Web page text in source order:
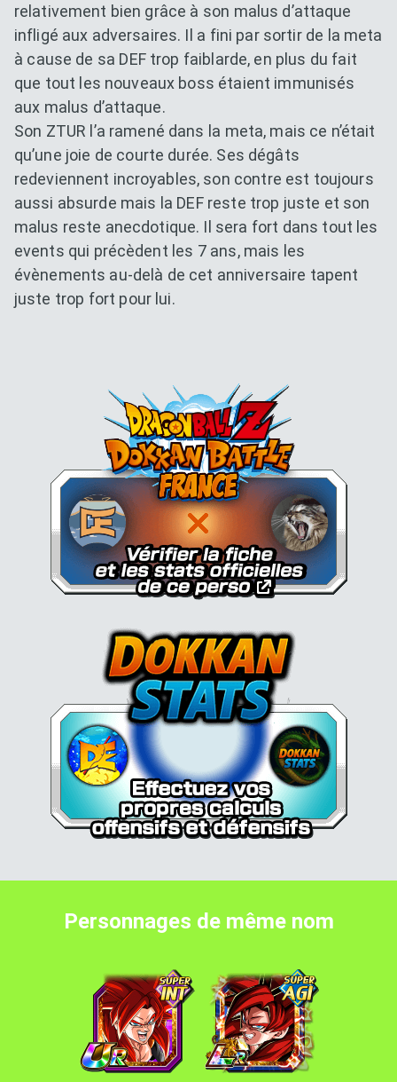
relativement bien grâce à son malus d’attaque
infligé aux adversaires. Il a fini par sortir de la meta
à cause de sa DEF trop faiblarde, en plus du fait
que tout les nouveaux boss étaient immunisés
aux malus d’attaque.
Son ZTUR l’a ramené dans la meta, mais ce n’était
qu’une joie de courte durée. Ses dégâts
redeviennent incroyables, son contre est toujours
aussi absurde mais la DEF reste trop juste et son
malus reste anecdotique. Il sera fort dans tout les
events qui précèdent les 7 ans, mais les
évènements au-delà de cet anniversaire tapent
juste trop fort pour lui.
Dokkan Essentials x Dragon
Personnages de même nom
Gogeta Super Saiyan 4Gogeta Super Saiyan 4